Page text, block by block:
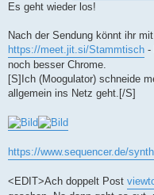
r
Es geht wieder los!
Nach der Sendung könnt ihr
https://meet.jit.si/Stammtisch -
noch besser Chrome.
[S]Ich (Moogulator) schneide
allgemein ins Netz geht.[/S]
https://www.sequencer.de/
<EDIT>Ach doppelt Post